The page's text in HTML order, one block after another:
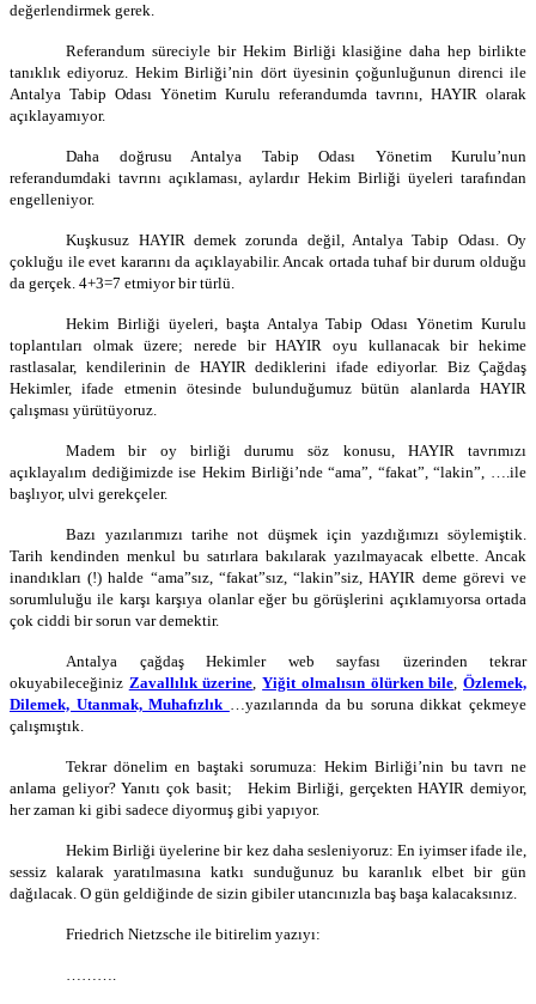
değerlendirmek gerek.
Referandum süreciyle bir Hekim Birliği klasiğine daha hep birlikte
tanıklık ediyoruz. Hekim Birliği’nin dört üyesinin çoğunluğunun direnci ile
Antalya Tabip Odası Yönetim Kurulu referandumda tavrını, HAYIR olarak
açıklayamıyor.
Daha doğrusu Antalya Tabip Odası Yönetim Kurulu’nun
referandumdaki tavrını açıklaması, aylardır Hekim Birliği üyeleri tarafından
engelleniyor.
Kuşkusuz HAYIR demek zorunda değil, Antalya Tabip Odası. Oy
çokluğu ile evet kararını da açıklayabilir. Ancak ortada tuhaf bir durum olduğu
da gerçek. 4+3=7 etmiyor bir türlü.
Hekim Birliği üyeleri, başta Antalya Tabip Odası Yönetim Kurulu
toplantıları olmak üzere; nerede bir HAYIR oyu kullanacak bir hekime
rastlasalar, kendilerinin de HAYIR dediklerini ifade ediyorlar. Biz Çağdaş
Hekimler, ifade etmenin ötesinde bulunduğumuz bütün alanlarda HAYIR
çalışması yürütüyoruz.
Madem bir oy birliği durumu söz konusu, HAYIR tavrımızı
açıklayalım dediğimizde ise Hekim Birliği’nde “ama”, “fakat”, “lakin”, ….ile
başlıyor, ulvi gerekçeler.
Bazı yazılarımızı tarihe not düşmek için yazdığımızı söylemiştik.
Tarih kendinden menkul bu satırlara bakılarak yazılmayacak elbette. Ancak
inandıkları (!) halde “ama”sız, “fakat”sız, “lakin”siz, HAYIR deme görevi ve
sorumluluğu ile karşı karşıya olanlar eğer bu görüşlerini açıklamıyorsa ortada
çok ciddi bir sorun var demektir.
Antalya çağdaş Hekimler web sayfası üzerinden tekrar
okuyabileceğiniz Zavallılık üzerine,Yiğit olmalısın ölürken bile, Özlemek,
Dilemek, Utanmak, Muhafızlık …yazılarında da bu soruna dikkat çekmeye
çalışmıştık.
Tekrar dönelim en baştaki sorumuza: Hekim Birliği’nin bu tavrı ne
anlama geliyor? Yanıtı çok basit; Hekim Birliği, gerçekten HAYIR demiyor,
her zaman ki gibi sadece diyormuş gibi yapıyor.
Hekim Birliği üyelerine bir kez daha sesleniyoruz: En iyimser ifade ile,
sessiz kalarak yaratılmasına katkı sunduğunuz bu karanlık elbet bir gün
dağılacak. O gün geldiğinde de sizin gibiler utancınızla baş başa kalacaksınız.
Friedrich Nietzsche ile bitirelim yazıyı:
……….